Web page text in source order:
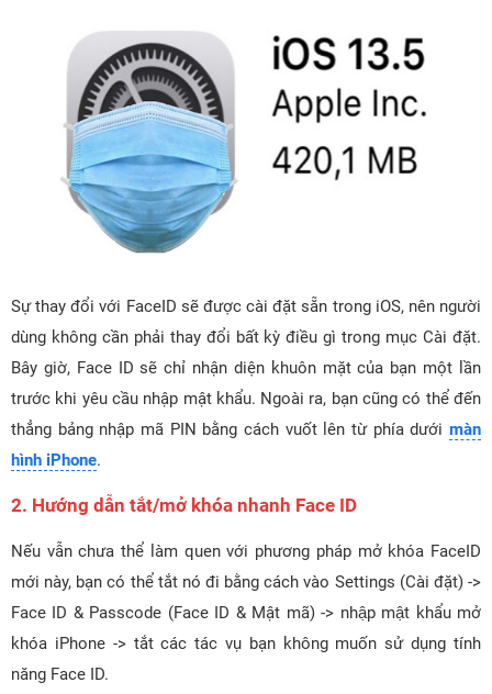
Sự thay đổi với FaceID sẽ được cài đặt sẵn trong iOS, nên người
dùng không cần phải thay đổi bất kỳ điều gì trong mục Cài đặt.
Bây giờ, Face ID sẽ chỉ nhận diện khuôn mặt của bạn một lần
trước khi yêu cầu nhập mật khẩu. Ngoài ra, bạn cũng có thể đến
thẳng bảng nhập mã PIN bằng cách vuốt lên từ phía dưới màn
hình iPhone.
2. Hướng dẫn tắt/mở khóa nhanh Face ID
Nếu vẫn chưa thể làm quen với phương pháp mở khóa FaceID
mới này, bạn có thể tắt nó đi bằng cách vào Settings (Cài đặt) ->
Face ID & Passcode (Face ID & Mật mã) -> nhập mật khẩu mở
khóa iPhone -> tắt các tác vụ bạn không muốn sử dụng tính
năng Face ID.